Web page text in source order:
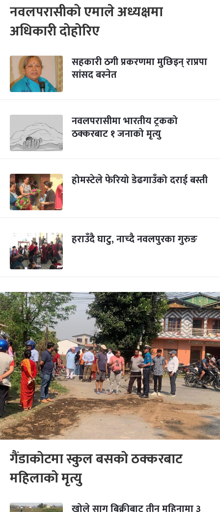
नवलपरासीको एमाले अध्यक्षमा
अधिकारी दोहोरिए
सहकारी ठगी प्रकरणमा मुछिइन् राप्रपा
सांसद बस्नेत
नवलपरासीमा भारतीय ट्रकको
ठक्करबाट १ जनाको मृत्यु
होमस्टेले फेरियो डेढगाउँको दराई बस्ती
हराउँदै घाटु, नाच्दै नवलपुरका गुरुङ
गैंडाकोटमा स्कुल बसको ठक्करबाट
महिलाको मृत्यु